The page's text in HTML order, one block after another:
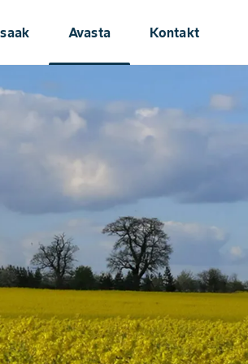
Avasta Kontakt